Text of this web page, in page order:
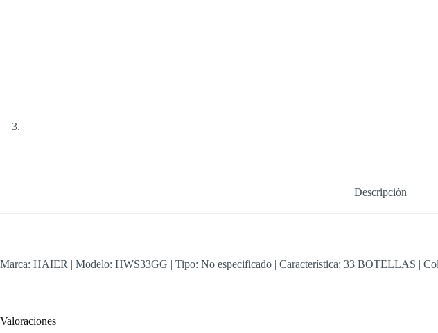
Descripción
Marca: HAIER | Modelo: HWS33GG | Tipo: No especificado | Característica: 33 BOTELLAS |
Valoraciones